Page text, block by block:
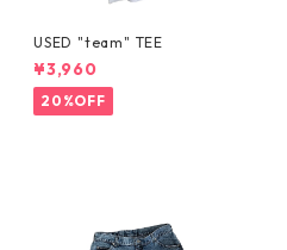
USED "team" TEE
¥3,960
20%OFF